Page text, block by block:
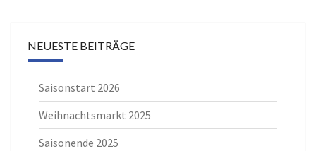
NEUESTE BEITRÄGE
Saisonstart 2026
Weihnachtsmarkt 2025
Saisonende 2025